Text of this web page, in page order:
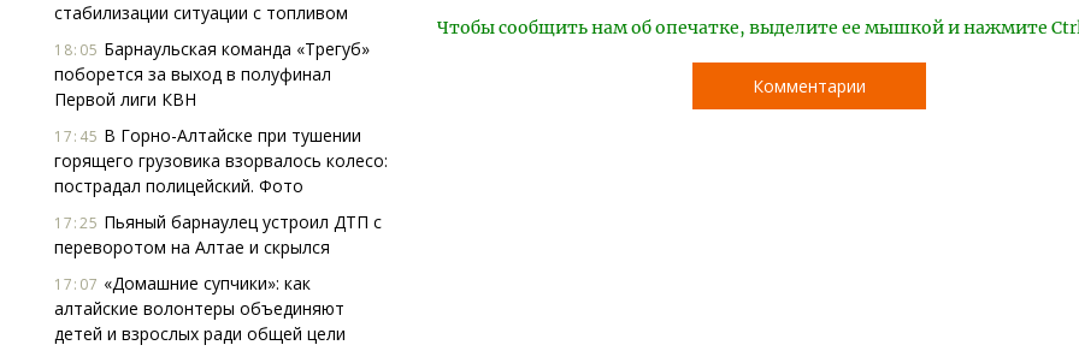
стабилизации ситуации с топливом
18:05 Барнаульская команда «Трегуб»
поборется за выход в полуфинал
Первой лиги КВН
17:45 В Горно-Алтайске при тушении
горящего грузовика взорвалось колесо:
пострадал полицейский. Фото
17:25 Пьяный барнаулец устроил ДТП с
переворотом на Алтае и скрылся
17:07 «Домашние супчики»: как
алтайские волонтеры объединяют
детей и взрослых ради общей цели
Чтобы сообщить нам об опечатке, выделите ее мышкой и нажмите
Комментарии